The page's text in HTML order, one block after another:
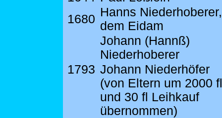
1680
Hanns Niederhoberer,
dem Eidam
Johann (Hannß)
Niederhoberer
1793 Johann Niederhöfer
(von Eltern um 2000 fl
und 30 fl Leihkauf
übernommen)